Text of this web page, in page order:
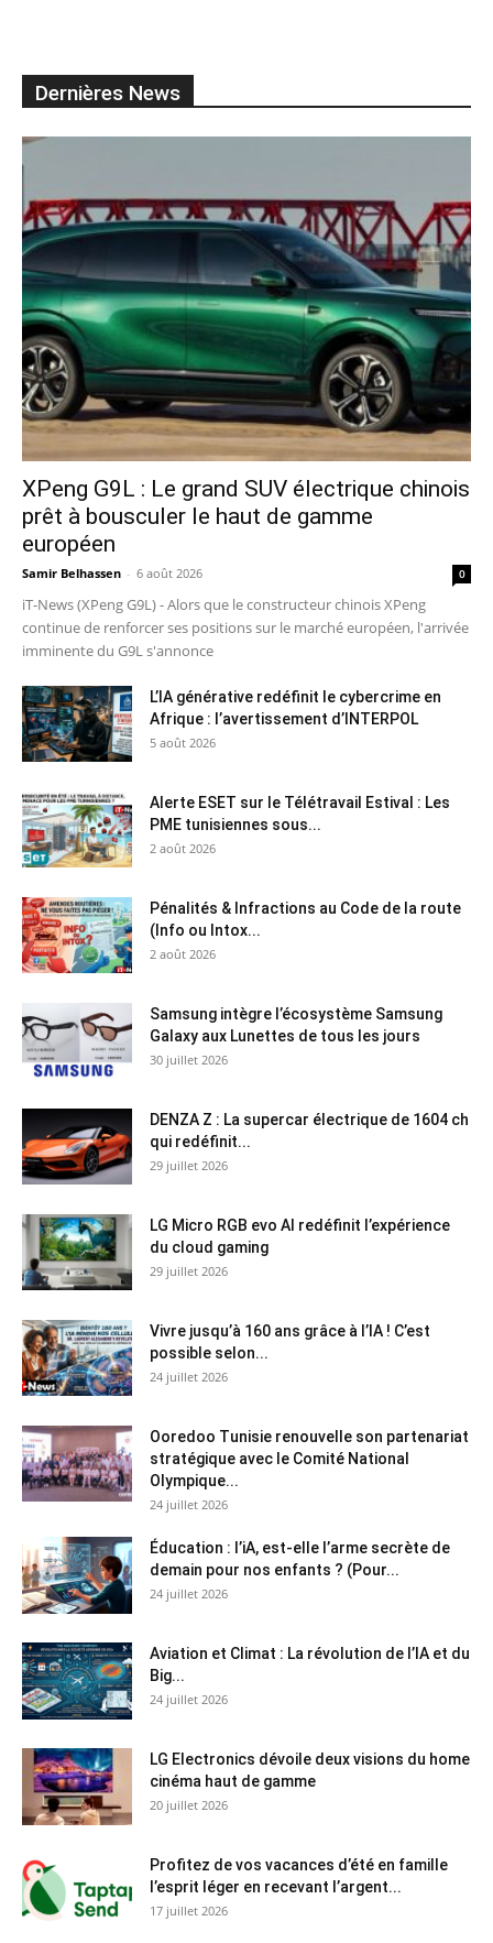
Dernières News
XPeng G9L : Le grand SUV électrique chinois
prêt à bousculer le haut de gamme
européen
Samir Belhassen - 6 août 2026 0
iT-News (XPeng G9L) - Alors que le constructeur chinois XPeng
continue de renforcer ses positions sur le marché européen, l'arrivée
imminente du G9L s'annonce
L’IA générative redéfinit le cybercrime en
Afrique : l’avertissement d’INTERPOL
5 août 2026
Alerte ESET sur le Télétravail Estival : Les
PME tunisiennes sous...
2 août 2026
Pénalités & Infractions au Code de la route
(Info ou Intox...
2 août 2026
Samsung intègre l’écosystème Samsung
Galaxy aux Lunettes de tous les jours
30 juillet 2026
DENZA Z : La supercar électrique de 1604 ch
qui redéfinit...
29 juillet 2026
LG Micro RGB evo AI redéfinit l’expérience
du cloud gaming
29 juillet 2026
Vivre jusqu’à 160 ans grâce à l’IA ! C’est
possible selon...
24 juillet 2026
Ooredoo Tunisie renouvelle son partenariat
stratégique avec le Comité National
Olympique...
24 juillet 2026
Éducation : l’iA, est-elle l’arme secrète de
demain pour nos enfants ? (Pour...
24 juillet 2026
Aviation et Climat : La révolution de l’IA et du
Big...
24 juillet 2026
LG Electronics dévoile deux visions du home
cinéma haut de gamme
20 juillet 2026
Profitez de vos vacances d’été en famille
l’esprit léger en recevant l’argent...
17 juillet 2026